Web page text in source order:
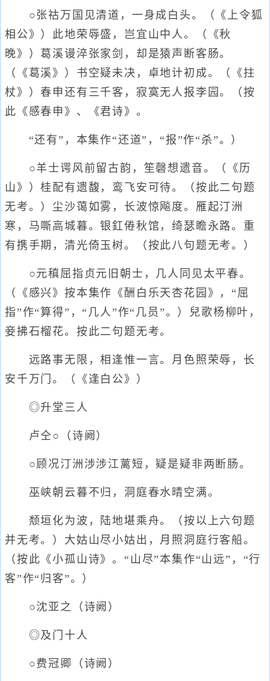
○张祜万国见清道，一身成白头。（《上令狐
相公》）此地荣辱盛，岂宜山中人。（《秋
晚》）葛溪谩淬张家剑，却是猿声断客肠。
（《葛溪》）书空疑未决，卓地计初成。（《拄
杖》）春申还有三千客，寂寞无人报李园。（按
此《感春申》、《君诗》。
“还有”，本集作“还道”，“报”作“杀”。）
○羊士谔风前留古韵，笙磬想遗音。（《历
山》）桂配有遗馥，鸾飞安可待。（按此二句题
无考。）尘沙蔼如雾，长波惊飚度。雁起汀洲
寒，马嘶高城暮。银釭倦秋馆，绮瑟瞻永路。重
有携手期，清光倚玉树。（按此八句题无考。）
○元稹屈指贞元旧朝士，几人同见太平春。
（《感兴》按本集作《酬白乐天杏花园》，“屈
指”作“算得”，“几人”作“几员”。）兒歌杨柳叶，
妾拂石榴花。按此二句题无考。
远路事无限，相逢惟一言。月色照荣辱，长
安千万门。（《逢白公》）
◎升堂三人
卢仝○（诗阙）
○顾况汀洲涉涉江蓠短，疑是疑非两断肠。
巫峡朝云暮不归，洞庭春水晴空满。
颓垣化为波，陆地堪乘舟。（按以上六句题
并无考。）大姑山尽小姑出，月照洞庭行客船。
（按此《小孤山诗》。“山尽”本集作“山远”，“行
客”作“归客”。）
○沈亚之（诗阙）
◎及门十人
○费冠卿（诗阙）